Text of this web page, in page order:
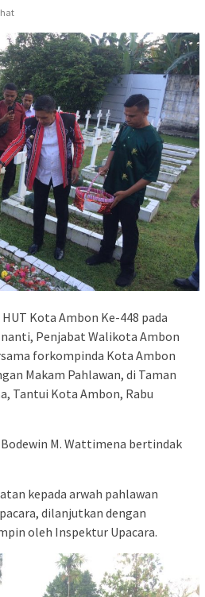
Kota Ambon Ke-448 pada
Penjabat Walikota Ambon
forkompinda Kota Ambon
Makam Pahlawan, di Taman
Tantui Kota Ambon, Rabu
M. Wattimena bertindak
kepada arwah pahlawan
dilanjutkan dengan
oleh Inspektur Upacara.